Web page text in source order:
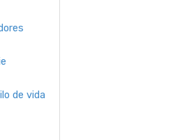
de vida